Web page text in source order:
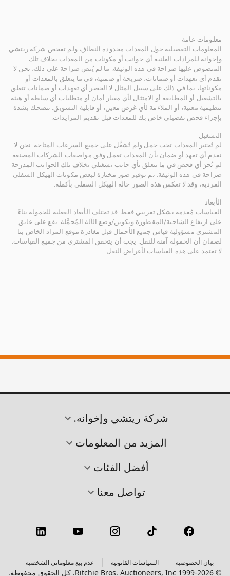
معلومات عامة
المعلومات التفصيلية حول المعدات محدودة النطاق، ولم تفحص شركة ريتشي
وإخوانه للمزادات العلنية أي جوانب أو مكونات من المعدات بخلاف تلك
المنصوص عليها صراحة في هذه الوثيقة. ما لم يُنص صراحة على ذلك، نحن لا
نقدم أي تعهدات أو ضمانات، صريحة أو ضمنية، في ما يتعلق بالمعدات أو
مكوناتها، بما في ذلك على سبيل المثال لا الحصر أي تعهدات أو ضمانات تتعلق
بالتشغيل أو المطابقة أو الامتثال لأي معيار أمان أو متطلبات أي سلطة أو هيئة
تنظيمية معنية، أو الملاءمة لأي غرض معين، أو قابلية التسويق. ننصحك بشدة
بإجراء فحص تفصيلي خاص بك للمعدات قبل تقديم المزايدات.
التشغيل
لم تُختبر المعدات تحت حمل ولم تُشغَّل على جميع السرعات المتاحة. نحن لا
نقدم أي تعهد أو ضمان بأن المعدات تعمل وفق مواصفات الشركات المصنعة.
لم يُجرَ أي فحص في ما يتعلق بأي جانب تشغيلي بخلاف تلك الجوانب المدرجة
صراحة في هذه الوثيقة. تم توفير صور مختارة لبعض مكونات الهيكل السفلي
الفردية، وقد لا تعكس هذه الصور حالة الهيكل السفلي بأكمله.
الأبعاد
القياسات مُقدمة بشكل تقريبي فقط. قد تختلف الأبعاد الفعلية للحمولة بناءً
على ارتفاع الشاحنة/المقطورة وتكوين/وضع الآلة المُحمَّلة. تقع على عاتق
المشتري مسؤولية قياس جميع الأحمال قبل مغادرة موقع المزاد الخاص بنا
لضمان أن الحمولة آمنة للنقل. يجب أن يتحقق المشتري من جميع القياسات.
لا تعتمد على هذه القياسات لأغراض النقل.
شركة ريتشي وإخوانه.
المزيد من المعلومات
أفضل الفئات
تواصل معنا
بيان الخصوصية السياسات القانونية عدم بيع معلوماتي الشخصية
© 1999-2026 Ritchie Bros. Auctioneers, Inc. كل الحقوق محفوظة.